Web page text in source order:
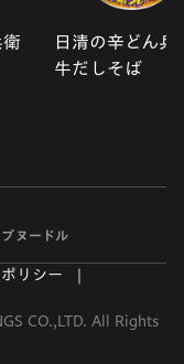
衛
日清の辛どん兵
牛だしそば
ヌードル
リシー
CO.,LTD. All Rights